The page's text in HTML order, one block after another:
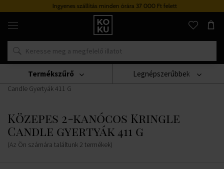
Ingyenes szállítás minden órára 37 000 Ft felett
Eredeti
parfümök
órák
egy
Gyertyák Kringle Candle
Közepes 2-Kanócos Kringle
Candle Gyertyák 411 G
Közepes 2-kanócos Kringle
Candle gyertyák 411 g
(Az Ön számára találtunk 2 termékek)
Legnépszerűbbek
Termékszűrő